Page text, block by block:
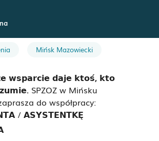
Mińsk Mazowiecki
𝘄𝘀𝗽𝗮𝗿𝗰𝗶𝗲 𝗱𝗮𝗷𝗲 𝗸𝘁𝗼𝘀́, 𝗸𝘁𝗼
SPZOZ w Mińsku
do współpracy:
/ 𝗔𝗦𝗬𝗦𝗧𝗘𝗡𝗧𝗞𝗘̨